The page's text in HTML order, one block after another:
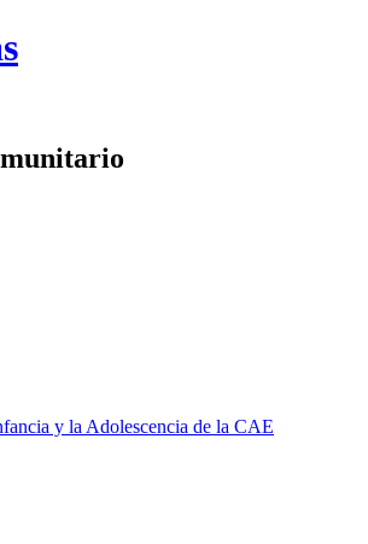
y la Adolescencia de la CAE